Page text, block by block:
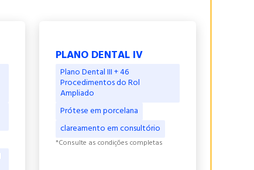
PLANO DENTAL IV
Plano Dental III + 46
Procedimentos do Rol
Ampliado
Prótese em porcelana
clareamento em consultório
*Consulte as condições completas